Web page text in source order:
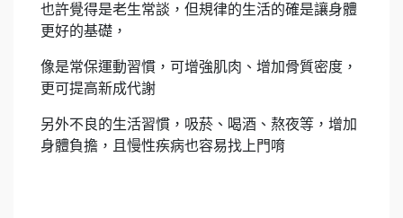
也許覺得是老生常談，但規律的生活的確是讓身體
更好的基礎，
像是常保運動習慣，可增強肌肉、增加骨質密度，
更可提高新成代謝
另外不良的生活習慣，吸菸、喝酒、熬夜等，增加
身體負擔，且慢性疾病也容易找上門唷